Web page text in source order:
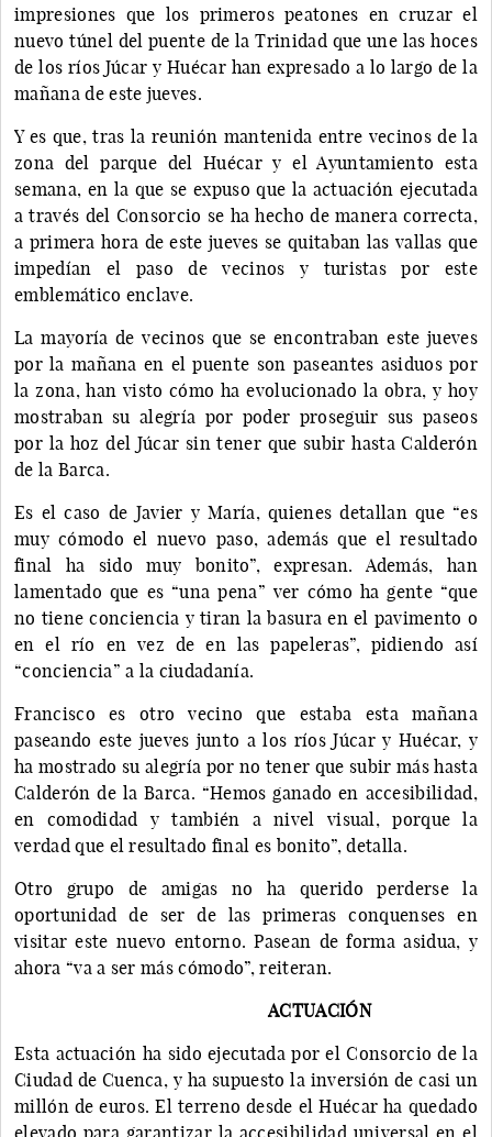
impresiones que los primeros peatones en cruzar el
nuevo túnel del puente de la Trinidad que une las hoces
de los ríos Júcar y Huécar han expresado a lo largo de la
mañana de este jueves.
Y es que, tras la reunión mantenida entre vecinos de la
zona del parque del Huécar y el Ayuntamiento esta
semana, en la que se expuso que la actuación ejecutada
a través del Consorcio se ha hecho de manera correcta,
a primera hora de este jueves se quitaban las vallas que
impedían el paso de vecinos y turistas por este
emblemático enclave.
La mayoría de vecinos que se encontraban este jueves
por la mañana en el puente son paseantes asiduos por
la zona, han visto cómo ha evolucionado la obra, y hoy
mostraban su alegría por poder proseguir sus paseos
por la hoz del Júcar sin tener que subir hasta Calderón
de la Barca.
Es el caso de Javier y María, quienes detallan que “es
muy cómodo el nuevo paso, además que el resultado
final ha sido muy bonito”, expresan. Además, han
lamentado que es “una pena” ver cómo ha gente “que
no tiene conciencia y tiran la basura en el pavimento o
en el río en vez de en las papeleras”, pidiendo así
“conciencia” a la ciudadanía.
Francisco es otro vecino que estaba esta mañana
paseando este jueves junto a los ríos Júcar y Huécar, y
ha mostrado su alegría por no tener que subir más hasta
Calderón de la Barca. “Hemos ganado en accesibilidad,
en comodidad y también a nivel visual, porque la
verdad que el resultado final es bonito”, detalla.
Otro grupo de amigas no ha querido perderse la
oportunidad de ser de las primeras conquenses en
visitar este nuevo entorno. Pasean de forma asidua, y
ahora “va a ser más cómodo”, reiteran.
ACTUACIÓN
Esta actuación ha sido ejecutada por el Consorcio de la
Ciudad de Cuenca, y ha supuesto la inversión de casi un
millón de euros. El terreno desde el Huécar ha quedado
elevado para garantizar la accesibilidad universal en el